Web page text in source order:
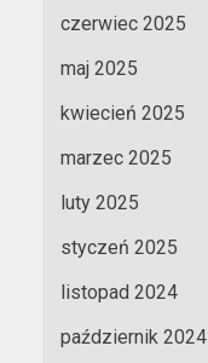
czerwiec 2025
maj 2025
kwiecień 2025
marzec 2025
luty 2025
styczeń 2025
listopad 2024
październik 2024